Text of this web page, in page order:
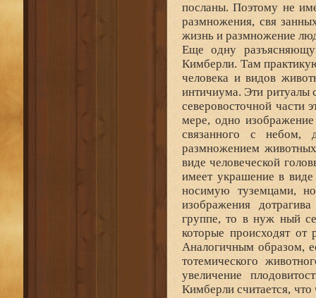
посланы. Поэтому не
размножения, свя
жизнь и размножение
Еще одну
Кимберли. Там
человека и видов
интичиума. Эти ритуалы
северовосточной части
мере, одно
связанного с небом,
размножением
виде человеческой
имеет украшение в
носимую туземцами,
изображения
группе, то в нуж ный
которые происходят
Аналогичным образом,
тотемического
увеличение
Кимберли считается,